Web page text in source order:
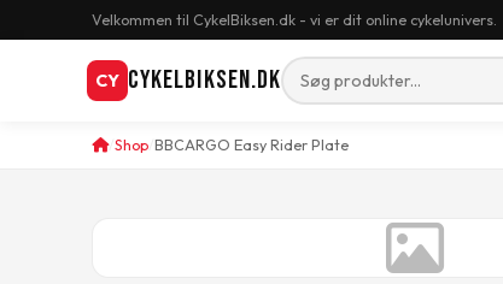
Velkommen til CykelBiksen.dk - vi er dit online cykelunivers.
CY CykelBiksen.dk
Shop BBCARGO Easy Rider Plate